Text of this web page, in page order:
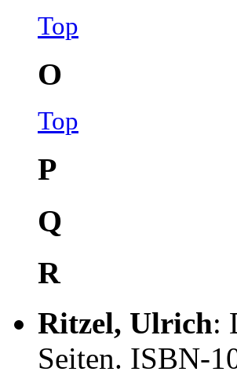
Top
O
Top
P
Q
R
Ritzel, Ulrich:
Seiten. ISBN-